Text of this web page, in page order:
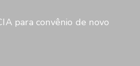
para convênio de novo